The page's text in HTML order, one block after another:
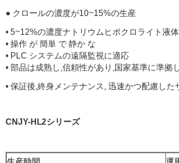
● クロールの濃度が10~15%の生産
• 5~12%の濃度ナトリウムヒポクロライト液
• 操作 が 簡単 で 静か な
• PLC システムの遠隔監視に適応
• 部品は成熟し,信頼性があり,国家基準に準拠
• 保証後,終身メンテナンス, 迅速かつ配慮した
CNJY-HL2シリーズ